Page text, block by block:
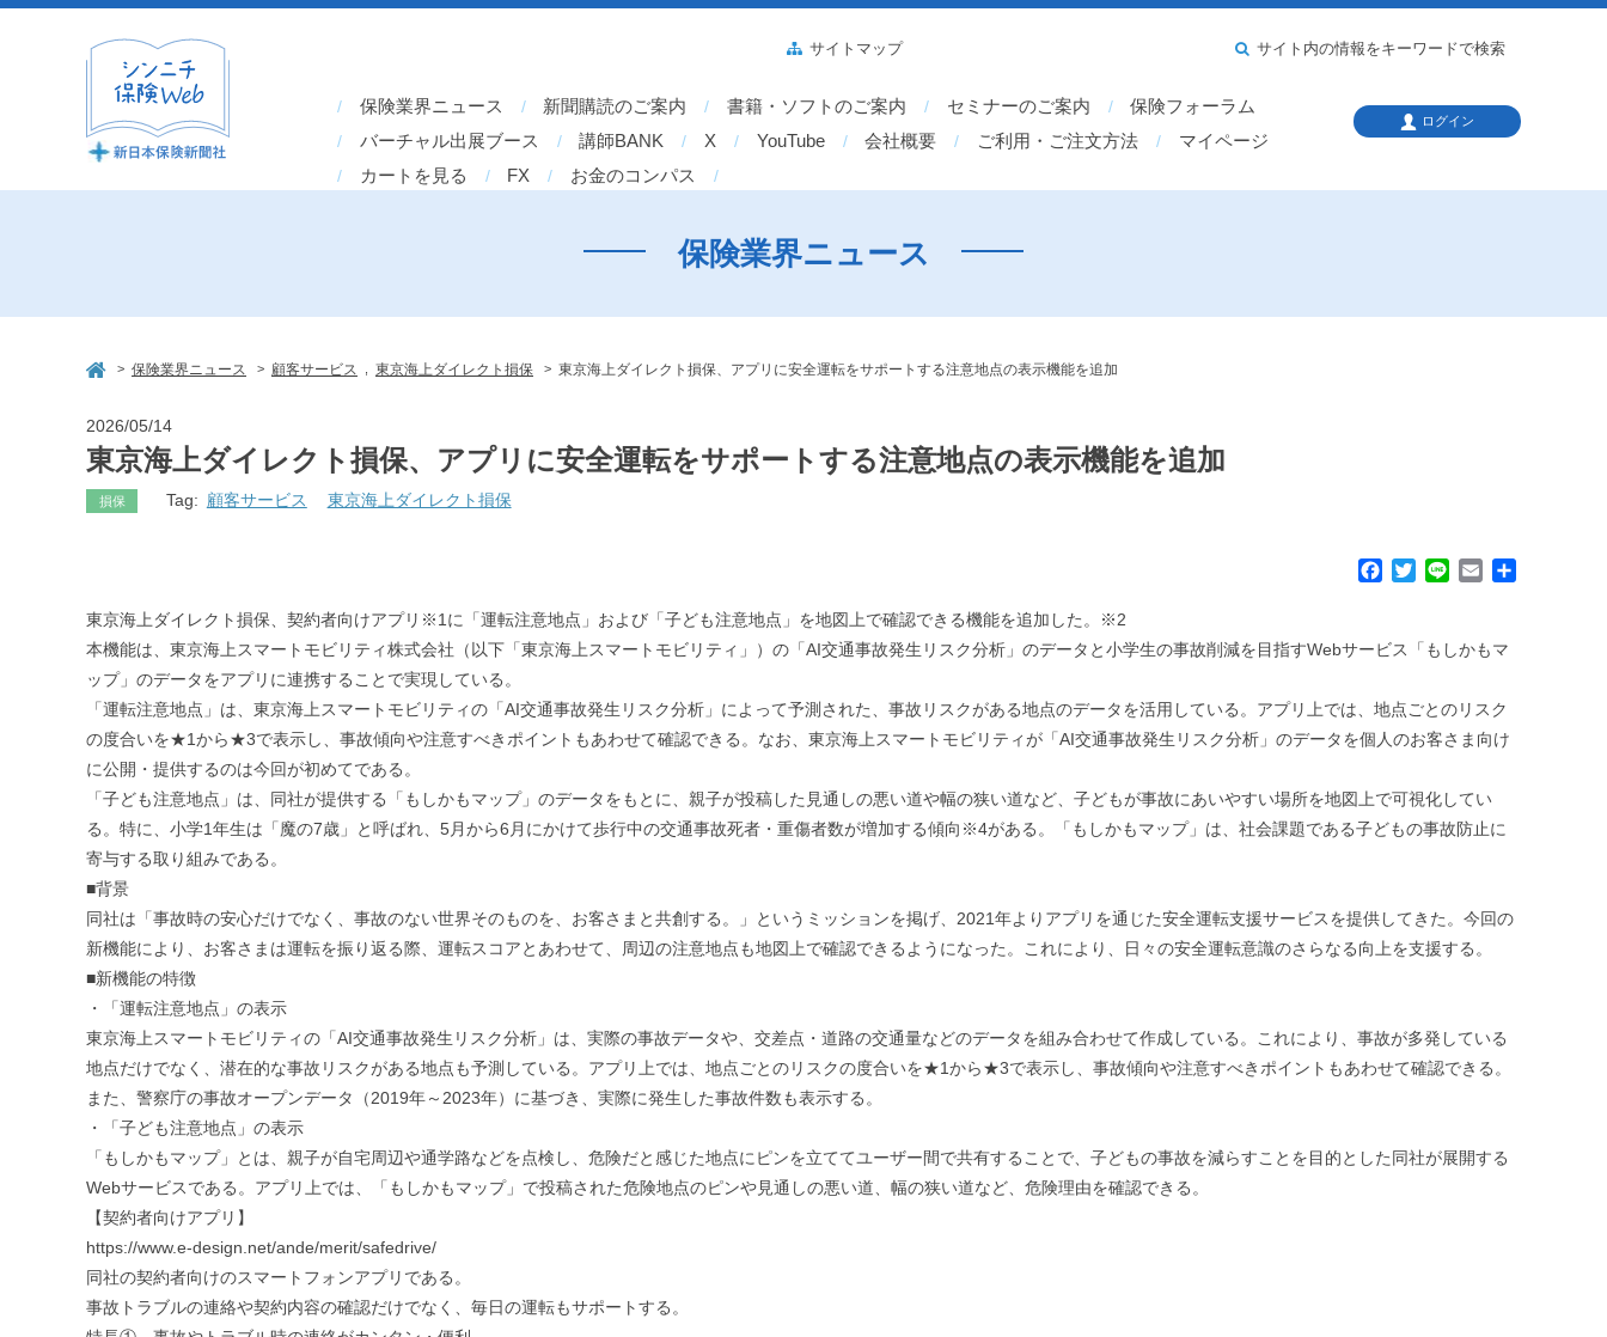
保険業界ニュース 新聞購読のご案内 書籍・ソフトのご案内 セミナーのご案内
保険フォーラム
バーチャル出展ブース
講師BANK X YouTube 会社概要 ご利用・ご注文方法
マイページ
カートを見る
FX お金のコンパス
サイトマップ サイト内の情報をキーワードで検索
ログイン
保険業界ニュース
> 保険業界ニュース > 顧客サービス 東京海上ダイレクト損保 > 東京海上ダイレクト損保、アプリに安全運転をサポートする注意地点の表示機能を追加
2026/05/14
東京海上ダイレクト損保、アプリに安全運転をサポートする注意地点の表示機能を追加
損保 Tag: 顧客サービス 東京海上ダイレクト損保
e
o
k
t
r
i
東京海上ダイレクト損保、契約者向けアプリ※1に「運転注意地点」および「子ども注意地点」を地図上で確認できる機能を追加した。※2
本機能は、東京海上スマートモビリティ株式会社（以下「東京海上スマートモビリティ」）の「AI交通事故発生リスク分析」のデータと小学生の事故削減を目指すWebサービス「もしかもマ
ップ」のデータをアプリに連携することで実現している。
「運転注意地点」は、東京海上スマートモビリティの「AI交通事故発生リスク分析」によって予測された、事故リスクがある地点のデータを活用している。アプリ上では、地点ごとのリスク
の度合いを★1から★3で表示し、事故傾向や注意すべきポイントもあわせて確認できる。なお、東京海上スマートモビリティが「AI交通事故発生リスク分析」のデータを個人のお客さま向け
に公開・提供するのは今回が初めてである。
「子ども注意地点」は、同社が提供する「もしかもマップ」のデータをもとに、親子が投稿した見通しの悪い道や幅の狭い道など、子どもが事故にあいやすい場所を地図上で可視化してい
る。特に、小学1年生は「魔の7歳」と呼ばれ、5月から6月にかけて歩行中の交通事故死者・重傷者数が増加する傾向※4がある。「もしかもマップ」は、社会課題である子どもの事故防止に
寄与する取り組みである。
■背景
同社は「事故時の安心だけでなく、事故のない世界そのものを、お客さまと共創する。」というミッションを掲げ、2021年よりアプリを通じた安全運転支援サービスを提供してきた。今回の
新機能により、お客さまは運転を振り返る際、運転スコアとあわせて、周辺の注意地点も地図上で確認できるようになった。これにより、日々の安全運転意識のさらなる向上を支援する。
■新機能の特徴
・「運転注意地点」の表示
東京海上スマートモビリティの「AI交通事故発生リスク分析」は、実際の事故データや、交差点・道路の交通量などのデータを組み合わせて作成している。これにより、事故が多発している
地点だけでなく、潜在的な事故リスクがある地点も予測している。アプリ上では、地点ごとのリスクの度合いを★1から★3で表示し、事故傾向や注意すべきポイントもあわせて確認できる。
また、警察庁の事故オープンデータ（2019年～2023年）に基づき、実際に発生した事故件数も表示する。
・「子ども注意地点」の表示
「もしかもマップ」とは、親子が自宅周辺や通学路などを点検し、危険だと感じた地点にピンを立ててユーザー間で共有することで、子どもの事故を減らすことを目的とした同社が展開する
Webサービスである。アプリ上では、「もしかもマップ」で投稿された危険地点のピンや見通しの悪い道、幅の狭い道など、危険理由を確認できる。
【契約者向けアプリ】
https://www.e-design.net/ande/merit/safedrive/
同社の契約者向けのスマートフォンアプリである。
事故トラブルの連絡や契約内容の確認だけでなく、毎日の運転もサポートする。